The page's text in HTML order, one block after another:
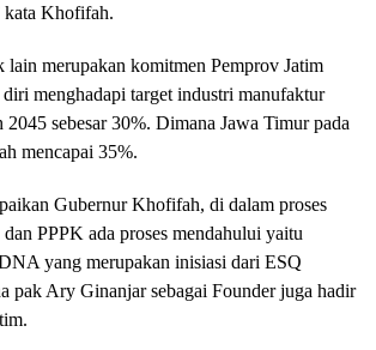
Khofifah.
lain merupakan komitmen Pemprov Jatim
menghadapi target industri manufaktur
2045 sebesar 30%. Dimana Jawa Timur pada
mencapai 35%.
Gubernur Khofifah, di dalam proses
PPPK ada proses mendahului yaitu
yang merupakan inisiasi dari ESQ
pak Ary Ginanjar sebagai Founder juga hadir